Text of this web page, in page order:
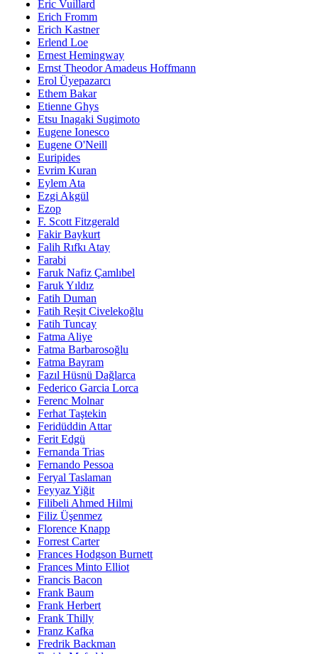
Eric Vuillard
Erich Fromm
Erich Kastner
Erlend Loe
Ernest Hemingway
Ernst Theodor Amadeus Hoffmann
Erol Üyepazarcı
Ethem Bakar
Etienne Ghys
Etsu Inagaki Sugimoto
Eugene Ionesco
Eugene O'Neill
Euripides
Evrim Kuran
Eylem Ata
Ezgi Akgül
Ezop
F. Scott Fitzgerald
Fakir Baykurt
Falih Rıfkı Atay
Farabi
Faruk Nafiz Çamlıbel
Faruk Yıldız
Fatih Duman
Fatih Reşit Civelekoğlu
Fatih Tuncay
Fatma Aliye
Fatma Barbarosoğlu
Fatma Bayram
Fazıl Hüsnü Dağlarca
Federico Garcia Lorca
Ferenc Molnar
Ferhat Taştekin
Feridüddin Attar
Ferit Edgü
Fernanda Trias
Fernando Pessoa
Feryal Taslaman
Feyyaz Yiğit
Filibeli Ahmed Hilmi
Filiz Üşenmez
Florence Knapp
Forrest Carter
Frances Hodgson Burnett
Frances Minto Elliot
Francis Bacon
Frank Baum
Frank Herbert
Frank Thilly
Franz Kafka
Fredrik Backman